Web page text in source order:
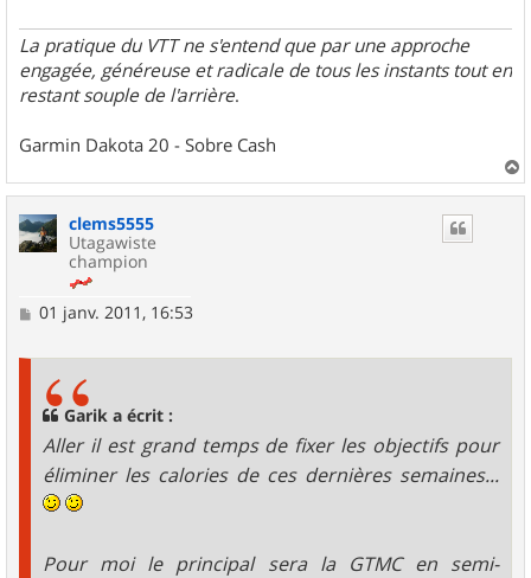
La pratique du VTT ne s'entend que par une approche
engagée, généreuse et radicale de tous les instants tout en
restant souple de l'arrière.
Garmin Dakota 20 - Sobre Cash
a
clems5555
Utagawiste
champion
M
01 janv. 2011, 16:53
Garik a écrit :
Aller il est grand temps de fixer les objectifs pour
éliminer les calories de ces dernières semaines...
Pour moi le principal sera la GTMC en semi-